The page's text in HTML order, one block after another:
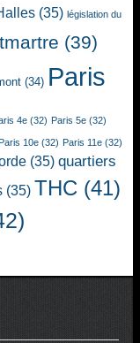
(35) législation du
(39)
(34) Paris
4e (32) Paris 5e (32)
Paris 10e (32) Paris 11e (32)
(35) quartiers
(35) THC (41)